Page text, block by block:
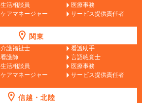
生活相談員
医療事務
ケアマネージャー サービス提供責任者
関東
介護福祉士
看護助手
看護師
言語聴覚士
生活相談員
医療事務
ケアマネージャー サービス提供責任者
信越・北陸